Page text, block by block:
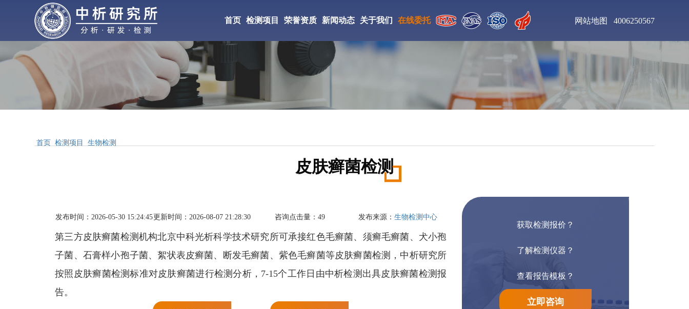
首页 检测项目
材料检测
气体检测
性能检测
生物检测
检测标准
水处理絮凝剂检测 相变储热材料检测 丙烯酸酯胶粘剂检测 聚氨酯清漆检测 增塑剂DOP检测
填充油检测
皮革化学品检测
预膜剂检测 页岩抑制剂检测
阳离子表面活性剂检
阳离子染料检测
荣誉资质
CMA检验检测机构
CNAS证书
国家高新技术企业
新闻动态
检测仪器
检测案例
关于我们
实验室环境
在线委托 网站地图 4006250567
首页 检测项目 生物检测
皮肤癣菌检测
发布时间：2026-05-30 15:24:45更新时间：2026-08-07 21:28:30 咨询点击量： 49 发布来源： 生物检测中心
第三方皮肤癣菌检测机构北京中科光析科学技术研究所可承接红色毛癣菌、须癣毛癣菌、犬小孢
子菌、石膏样小孢子菌、絮状表皮癣菌、断发毛癣菌、紫色毛癣菌等皮肤癣菌检测，中析研究所
按照皮肤癣菌检测标准对皮肤癣菌进行检测分析，7-15个工作日由中析检测出具皮肤癣菌检测报
告。
获取检测报价？
了解检测仪器？
查看报告模板？
立即咨询